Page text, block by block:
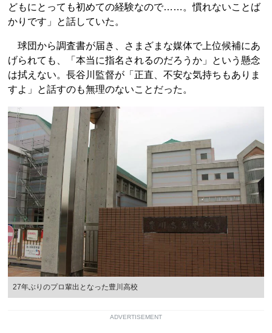
どもにとっても初めての経験なので……。慣れないことば
かりです」と話していた。
球団から調査書が届き、さまざまな媒体で上位候補にあ
げられても、「本当に指名されるのだろうか」という懸念
は拭えない。長谷川監督が「正直、不安な気持ちもありま
すよ」と話すのも無理のないことだった。
27年ぶりのプロ輩出となった豊川高校
ADVERTISEMENT